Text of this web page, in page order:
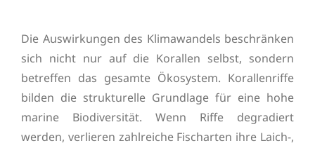
Die Auswirkungen des Klimawandels beschränken
sich nicht nur auf die Korallen selbst, sondern
betreffen das gesamte Ökosystem. Korallenriffe
bilden die strukturelle Grundlage für eine hohe
marine Biodiversität. Wenn Riffe degradiert
werden, verlieren zahlreiche Fischarten ihre Laich-,